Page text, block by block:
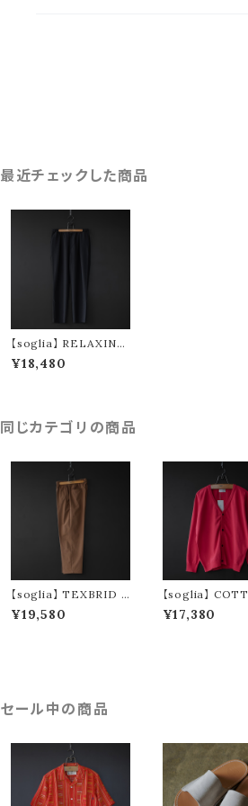
最近チェックした商品
【soglia】 RELAXING
Melange Pants
¥18,480
同じカテゴリの商品
【soglia】 TEXBRID 2
way color pants (br
own)
¥19,580
【soglia】
ORT Cardigan
¥17,380
セール中の商品